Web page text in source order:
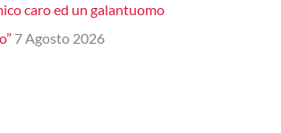
caro ed un galantuomo
7 Agosto 2026